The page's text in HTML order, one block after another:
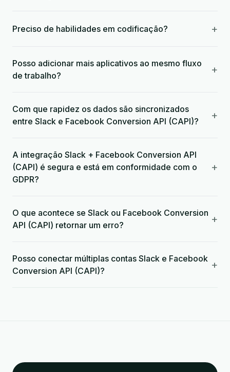
Preciso de habilidades em codificação? +
Posso adicionar mais aplicativos ao mesmo fluxo
de trabalho?
+
Com que rapidez os dados são sincronizados
entre Slack e Facebook Conversion API (CAPI)?
+
A integração Slack + Facebook Conversion API
(CAPI) é segura e está em conformidade com o
GDPR?
+
O que acontece se Slack ou Facebook Conversion
API (CAPI) retornar um erro?
+
Posso conectar múltiplas contas Slack e Facebook
Conversion API (CAPI)?
+